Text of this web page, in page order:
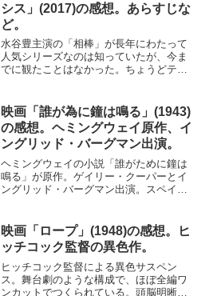
シス」(2017)の感想。あらすじな
ど。
水谷豊主演の「相棒」が長年にわたって
人気シリーズなのは知っていたが、今ま
でに観たことはなかった。ちょうどテレ
日本領事館で集団毒殺事件が起こり、生
き残りだった少女が行方...
映画「誰が為に鐘は鳴る」(1943)
の感想。ヘミングウェイ原作、イ
ングリッド・バーグマン出演。
ヘミングウェイの小説「誰がために鐘は
鳴る」が原作。ゲイリー・クーパーとイ
ングリッド・バーグマン出演。スペイン
よとの命令を受けていた。人民戦線派ゲ
リラ軍と行動を共にするう...
映画「ロープ」(1948)の感想。ヒ
ッチコック監督の異色作。
ヒッチコック監督による異色サスペン
ス。舞台劇のような構成で、ほぼ全編ワ
ンカットでつくられている。頭脳明晰な